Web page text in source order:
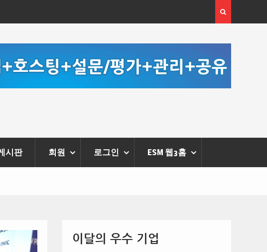
티벌’ 성황리에 막 내려
시판 회원 로그인 ESM 웹3홈
이달의 우수 기업